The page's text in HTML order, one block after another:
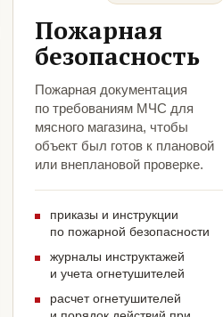
Пожарная
безопасность
Пожарная документация
по требованиям МЧС для
мясного магазина, чтобы
объект был готов к плановой
или внеплановой проверке.
приказы и инструкции
по пожарной безопасности
журналы инструктажей
и учета огнетушителей
расчет огнетушителей